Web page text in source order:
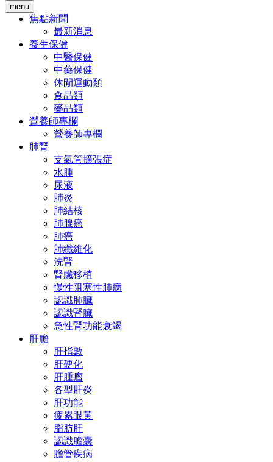
menu
焦點新聞
最新消息
養生保健
中醫保健
中藥保健
休閒運動類
食品類
藥品類
營養師專欄
營養師專欄
肺腎
支氣管擴張症
水腫
尿液
肺炎
肺結核
肺腺癌
肺癌
肺纖維化
洗腎
腎臟移植
慢性阻塞性肺病
認識肺臟
認識腎臟
急性腎功能衰竭
肝膽
肝指數
肝硬化
肝腫瘤
各型肝炎
肝功能
疲累眼黃
脂肪肝
認識膽囊
膽管疾病